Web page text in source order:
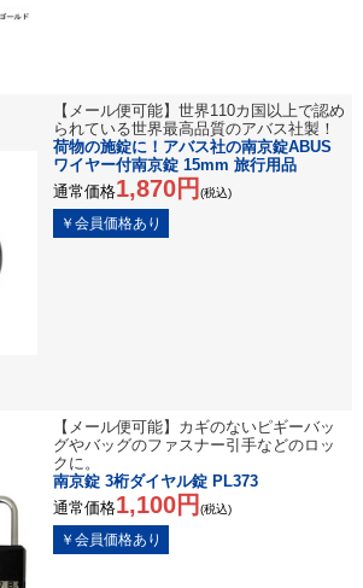
【メール便可能】世界110カ国以上で認め
られている世界最高品質のアバス社製！
荷物の施錠に！アバス社の南京錠ABUS
ワイヤー付南京錠 15mm 旅行用品
通常価格1,870円 (税込)
【メール便可能】カギのないピギーバッ
グやバッグのファスナー引手などのロッ
クに。
南京錠 3桁ダイヤル錠 PL373
通常価格1,100円 (税込)